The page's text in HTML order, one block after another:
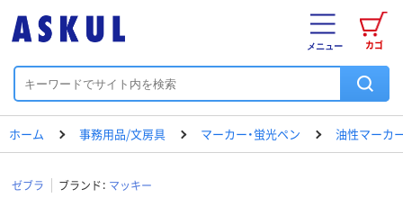
カゴ
メニュー
ホーム 事務用品/文房具 マーカー・蛍光ペン 油性マーカ
ゼブラ ブランド： マッキー